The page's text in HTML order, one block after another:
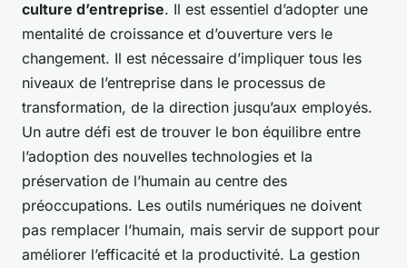
culture d’entreprise. Il est essentiel d’adopter une
mentalité de croissance et d’ouverture vers le
changement. Il est nécessaire d’impliquer tous les
niveaux de l’entreprise dans le processus de
transformation, de la direction jusqu’aux employés.
Un autre défi est de trouver le bon équilibre entre
l’adoption des nouvelles technologies et la
préservation de l’humain au centre des
préoccupations. Les outils numériques ne doivent
pas remplacer l’humain, mais servir de support pour
améliorer l’efficacité et la productivité. La gestion